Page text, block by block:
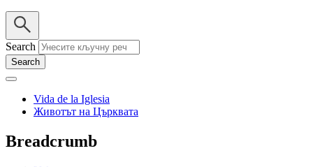
Search
Vida de la Iglesia
Животът на Църквата
Breadcrumb